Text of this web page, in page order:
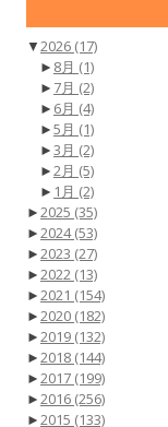
▼2026 (17)
► 8月 (1)
► 7月 (2)
► 6月 (4)
►5月 (1)
►3月 (2)
►2月 (5)
► 1月 (2)
►2025 (35)
►2024(53)
►2023 (27)
►2022 (13)
►2021 (154)
►2020 (182)
►2019 (132)
►2018 (144)
►2017 (199)
►2016 (256)
►2015 (133)